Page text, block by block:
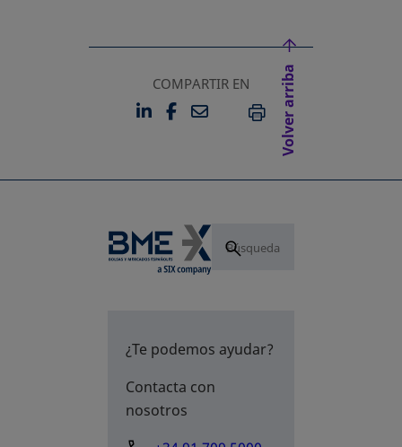
COMPARTIR EN
LINKEDIN
SE ABRE EN UNA PESTAÑA
FACEBOOK
SE ABRE EN UNA
EMAILIMPRIMIR
Volver arriba
¿Te podemos ayudar?
Contacta con
nosotros